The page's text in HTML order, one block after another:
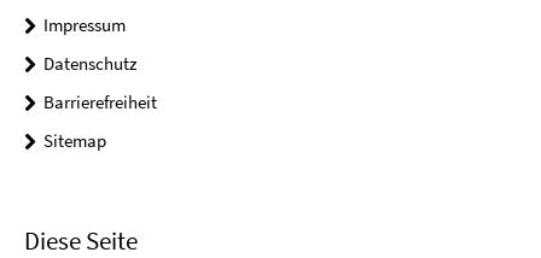
Impressum
Datenschutz
Barrierefreiheit
Sitemap
Diese Seite